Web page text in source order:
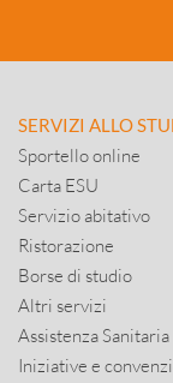
SERVIZI ALLO
Sportello online
Carta ESU
Servizio abitativo
Ristorazione
Borse di studio
Altri servizi
Assistenza Sanitaria
Iniziative e